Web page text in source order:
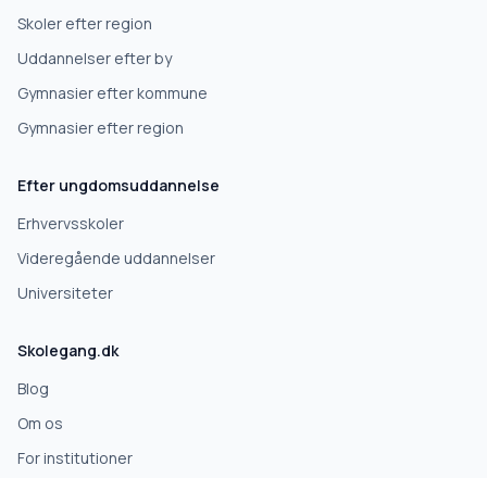
Skoler efter region
Uddannelser efter by
Gymnasier efter kommune
Gymnasier efter region
Efter ungdomsuddannelse
Erhvervsskoler
Videregående uddannelser
Universiteter
Skolegang.dk
Blog
Om os
For institutioner